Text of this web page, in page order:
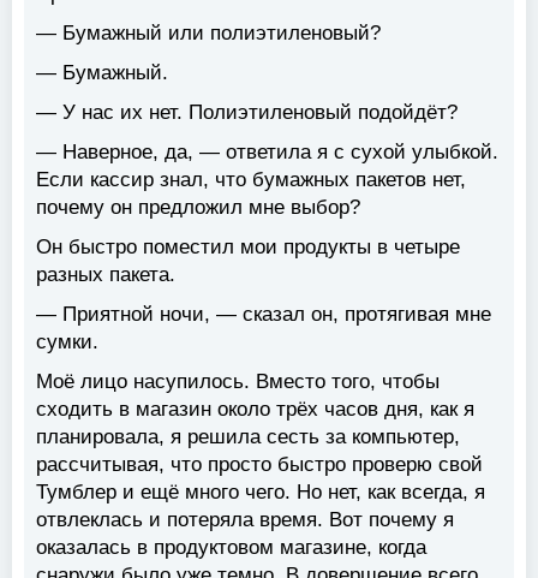
— Бумажный или полиэтиленовый?
— Бумажный.
— У нас их нет. Полиэтиленовый подойдёт?
— Наверное, да, — ответила я с сухой улыбкой.
Если кассир знал, что бумажных пакетов нет,
почему он предложил мне выбор?
Он быстро поместил мои продукты в четыре
разных пакета.
— Приятной ночи, — сказал он, протягивая мне
сумки.
Моё лицо насупилось. Вместо того, чтобы
сходить в магазин около трёх часов дня, как я
планировала, я решила сесть за компьютер,
рассчитывая, что просто быстро проверю свой
Тумблер и ещё много чего. Но нет, как всегда, я
отвлеклась и потеряла время. Вот почему я
оказалась в продуктовом магазине, когда